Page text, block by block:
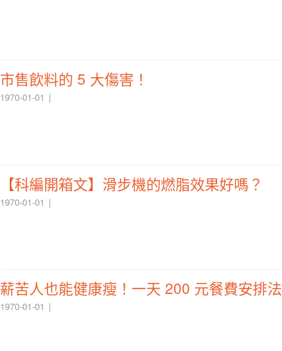
市售飲料的 5 大傷害！
1970-01-01
【科編開箱文】滑步機的燃脂效果好嗎？
1970-01-01
薪苦人也能健康瘦！一天 200 元餐費安排法
1970-01-01